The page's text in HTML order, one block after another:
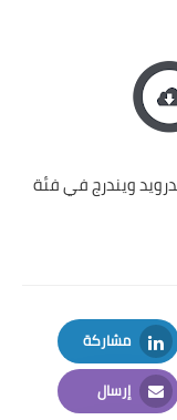
ويندرج في فئة
مشاركة
LinkedIn
إرسال